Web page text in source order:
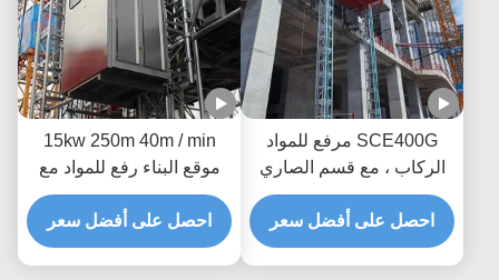
SCE400G مرفع للمواد
الركاب ، مع قسم الصاري
المزدوج وباب التدحرج
الكهربائي
احصل على أفضل سعر
15kw 250m 40m / min
موقع البناء رفع للمواد مع
عاكس التردد
احصل على أفضل سعر